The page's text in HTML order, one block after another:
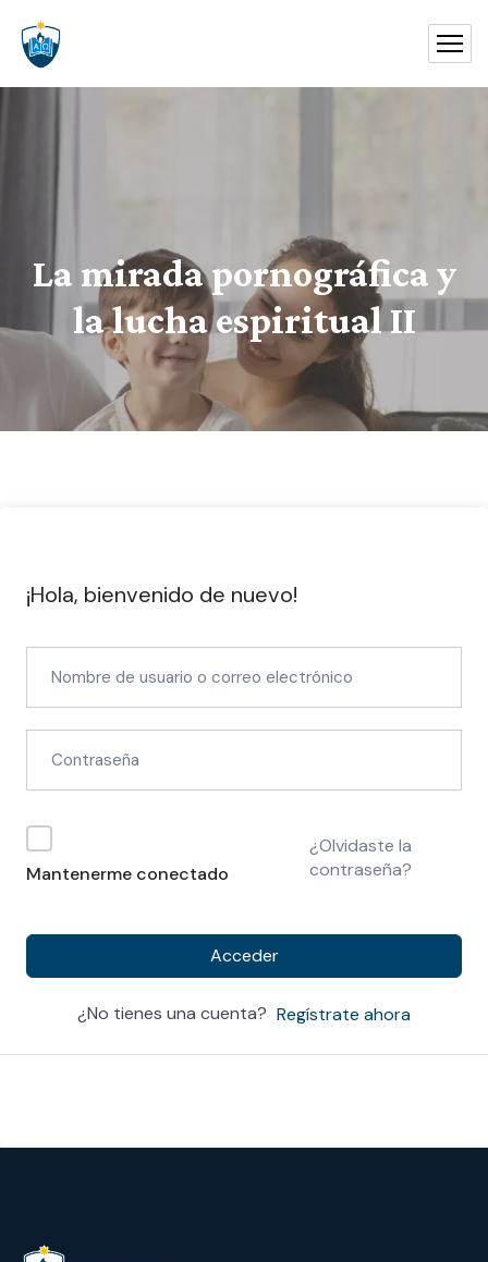
La mirada pornográfica y
la lucha espiritual II
¡Hola, bienvenido de nuevo!
Mantenerme conectado
¿Olvidaste la
contraseña?
Acceder
¿No tienes una cuenta? Regístrate ahora